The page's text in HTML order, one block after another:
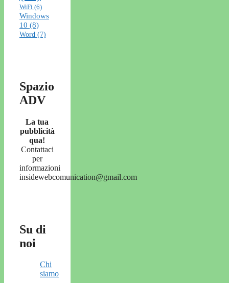
WiFi (6)
Windows
10 (8)
Word (7)
Spazio
ADV
La tua
pubblicità
qua!
Contattaci
per
informazioni
insidewebcomunication@gmail.com
Su di
noi
Chi
siamo